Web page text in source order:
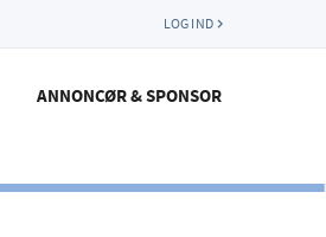
LOG IND
ANNONCØR & SPONSOR